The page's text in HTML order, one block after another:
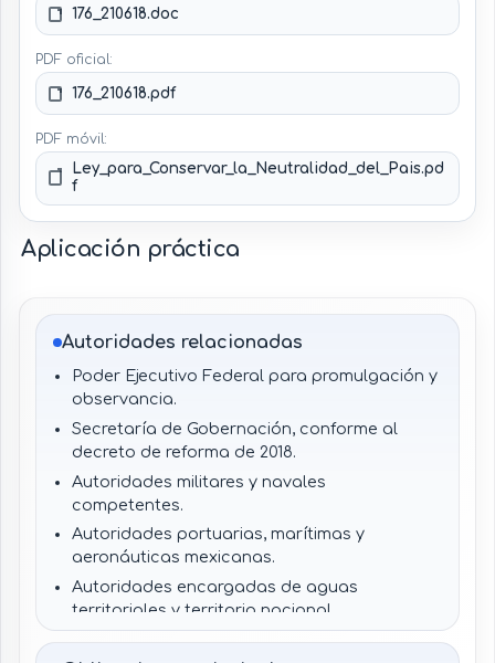
176_210618.doc
PDF oficial:
176_210618.pdf
PDF móvil:
Ley_para_Conservar_la_Neutralidad_del_Pais.pd
f
Aplicación práctica
Autoridades relacionadas
Poder Ejecutivo Federal para promulgación y
observancia.
Secretaría de Gobernación, conforme al
decreto de reforma de 2018.
Autoridades militares y navales
competentes.
Autoridades portuarias, marítimas y
aeronáuticas mexicanas.
Autoridades encargadas de aguas
territoriales y territorio nacional.
Congreso de la Unión, como órgano emisor y